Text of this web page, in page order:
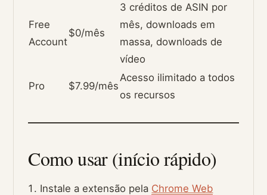
Free
Account
$0/mês
3 créditos de ASIN por
mês, downloads em
massa, downloads de
vídeo
Pro $7.99/mês
Acesso ilimitado a todos
os recursos
Como usar (início rápido)
Instale a extensão pela Chrome Web